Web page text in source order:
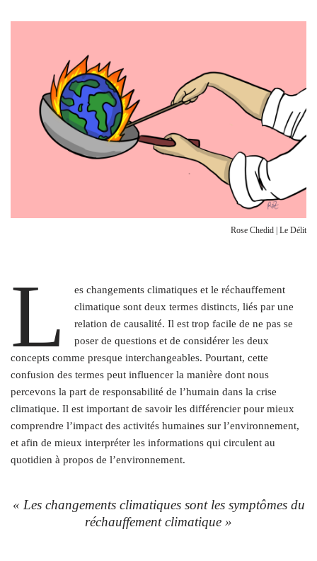
Rose Chedid | Le Délit
L
es changements climatiques et le réchauffement
climatique sont deux termes distincts, liés par une
relation de causalité. Il est trop facile de ne pas se
poser de questions et de considérer les deux
concepts comme presque interchangeables. Pourtant, cette
confusion des termes peut influencer la manière dont nous
percevons la part de responsabilité de l’humain dans la crise
climatique. Il est important de savoir les différencier pour mieux
comprendre l’impact des activités humaines sur l’environnement,
et afin de mieux interpréter les informations qui circulent au
quotidien à propos de l’environnement.
« Les changements climatiques sont les symptômes du
réchauffement climatique »